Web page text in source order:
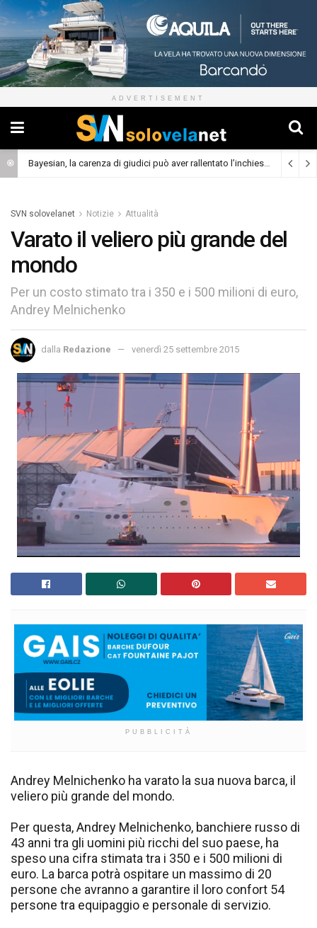
ADVERTISEMENT
Bayesian, la carenza di giudici può aver rallentato l’inchiesta (Cronaca)
SVN solovelanet Notizie Attualità
Varato il veliero più grande del
mondo
Per un costo stimato tra i 350 e i 500 milioni di euro,
Andrey Melnichenko
dalla Redazione venerdì 25 settembre 2015
PUBBLICITÀ
Andrey Melnichenko ha varato la sua nuova barca, il
veliero più grande del mondo.
Per questa, Andrey Melnichenko, banchiere russo di
43 anni tra gli uomini più ricchi del suo paese, ha
speso una cifra stimata tra i 350 e i 500 milioni di
euro. La barca potrà ospitare un massimo di 20
persone che avranno a garantire il loro confort 54
persone tra equipaggio e personale di servizio.